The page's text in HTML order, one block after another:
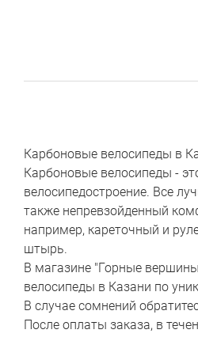
Карбоновые велосипеды в
Карбоновые велосипеды -
велосипедостроение. Все
также непревзойденный
например, кареточный и
штырь.
В магазине "Горные
велосипеды в Казани по
В случае сомнений
После оплаты заказа, в